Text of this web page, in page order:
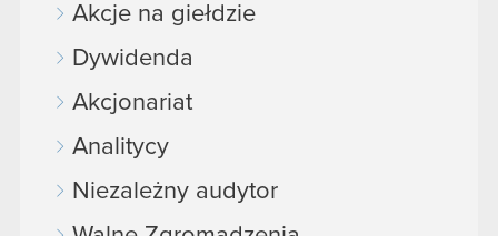
Akcje na giełdzie
Dywidenda
Akcjonariat
Analitycy
Niezależny audytor